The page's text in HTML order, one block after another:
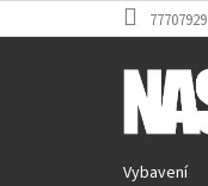
na
Vybavení